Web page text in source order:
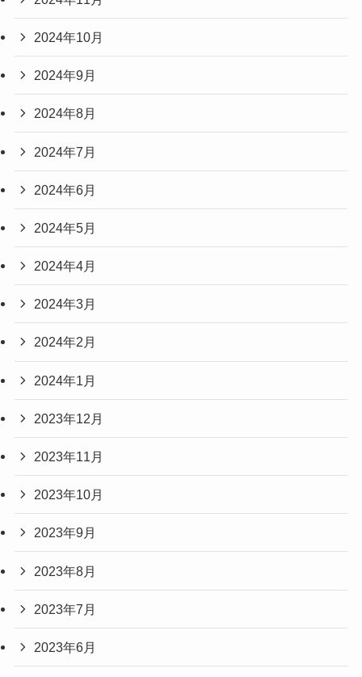
2024年10月
2024年9月
2024年8月
2024年7月
2024年6月
2024年5月
2024年4月
2024年3月
2024年2月
2024年1月
2023年12月
2023年11月
2023年10月
2023年9月
2023年8月
2023年7月
2023年6月